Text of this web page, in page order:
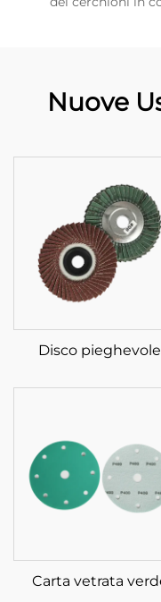
Nuove
Disco pieghevole
Carta vetrata